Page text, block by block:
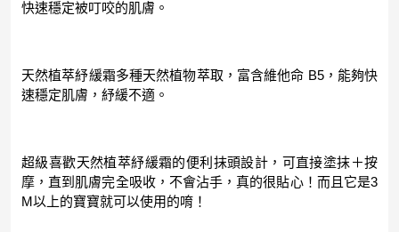
快速穩定被叮咬的肌膚。
天然植萃紓緩霜多種天然植物萃取，富含維他命 B5，能夠快
速穩定肌膚，紓緩不適。
超級喜歡天然植萃紓緩霜的便利抹頭設計，可直接塗抹＋按
摩，直到肌膚完全吸收，不會沾手，真的很貼心！而且它是3
M以上的寶寶就可以使用的唷！